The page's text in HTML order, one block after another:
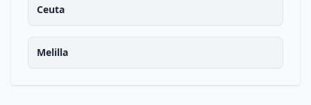
Ceuta
Melilla